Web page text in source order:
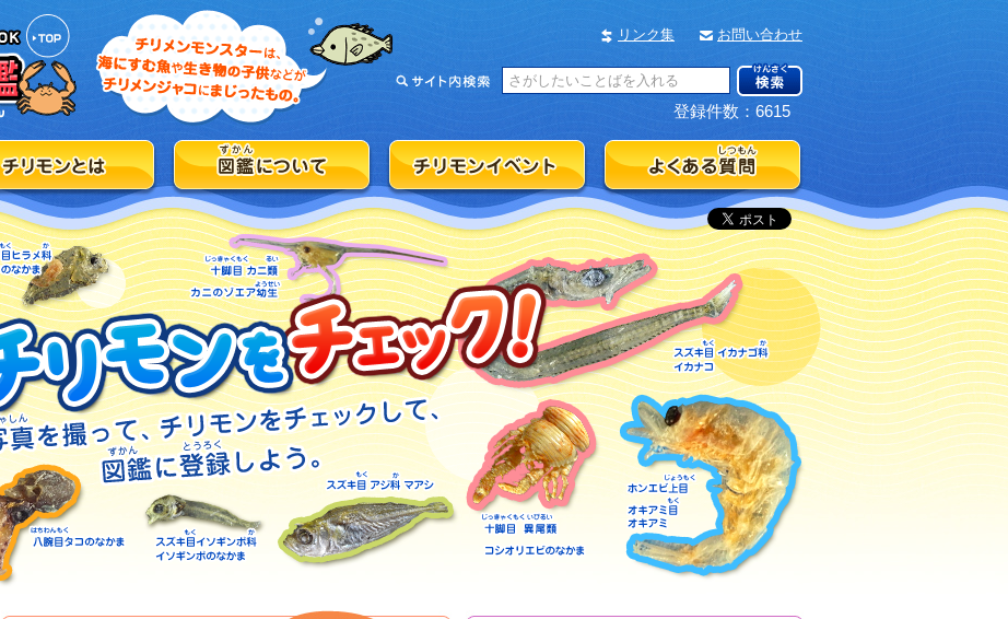
リンク集 お問い合わせ
登録件数：6615